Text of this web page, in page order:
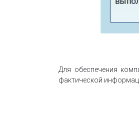
Для обеспечения
фактической